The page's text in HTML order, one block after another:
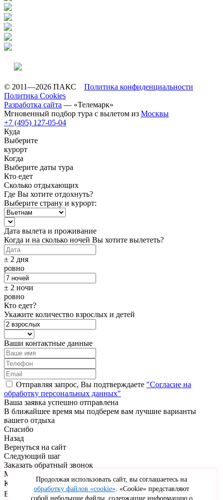
© 2011—2026 ПАКС Политика конфиденциальности
Политика Cookies
Разработка сайта — «Телемарк»
Продолжая использовать сайт, вы соглашаетесь на
обработку файлов «cookie» . «Cookie» представляют
собой небольшие файлы, содержащие информацию о
Мгновенный подбор тура с вылетом из Москвы
+7 (495) 127-05-04
Куда
Выберите
курорт
Когда
Выберите даты тура
Кто едет
Сколько отдыхающих
Где Вы хотите отдохнуть?
Выберите страну и курорт:
Дата вылета и проживание
Когда и на сколько ночей Вы хотите вылететь?
± 2 дня
ровно
± 2 ночи
ровно
Кто едет?
Укажите количество взрослых и детей
Ваши контактные данные
Отправляя запрос, Вы подтверждаете "Согласие на
обработку персональных данных"
Ваша заявка успешно отправлена
В ближайшее время мы подберем вам лучшие варианты
вашего отдыха
Спасибо
Назад
Вернуться на сайт
Следующий шаг
Заказать обратный звонок
Мы перезвоним вам через 5 минут
Как Вас зовут
Ваш номер телефона